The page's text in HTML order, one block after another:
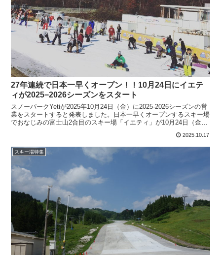
27年連続で日本一早くオープン！！10月24日にイエテ
ィが2025−2026シーズンをスタート
スノーパークYetiが2025年10月24日（金）に2025-2026シーズンの営
業をスタートすると発表しました。日本一早くオープンするスキー場
でおなじみの富士山2合目のスキー場「イエティ」が10月24日（金）
2025.10.17
スキー場特集